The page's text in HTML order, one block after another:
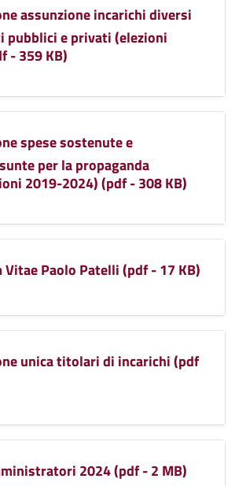
assunzione incarichi diversi
pubblici e privati (elezioni
- 359 KB)
spese sostenute e
per la propaganda
2019-2024) (pdf - 308 KB)
Paolo Patelli (pdf - 17 KB)
unica titolari di incarichi (pdf
2024 (pdf - 2 MB)